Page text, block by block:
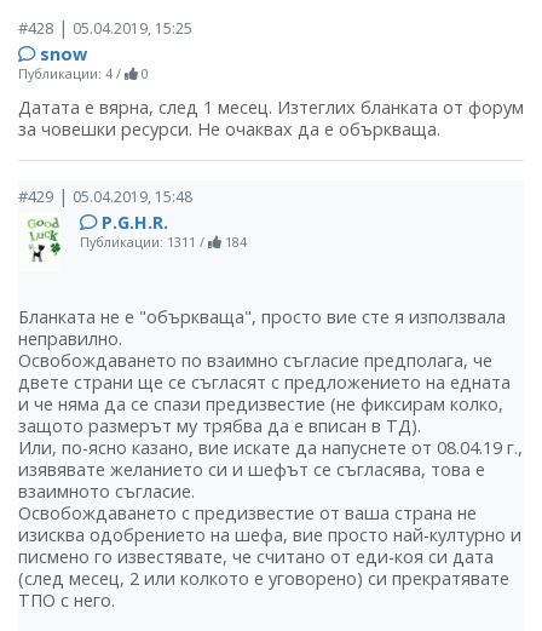
#428 | 05.04.2019, 15:25
snow
Публикации: 4 / 0
Датата е вярна, след 1 месец. Изтеглих бланката от форум
за човешки ресурси. Не очаквах да е объркваща.
#429 | 05.04.2019, 15:48
P.G.H.R.
Публикации: 1311 / 184
Бланката не е "объркваща", просто вие сте я използвала
неправилно.
Освобождаването по взаимно съгласие предполага, че
двете страни ще се съгласят с предложението на едната
и че няма да се спази предизвестие (не фиксирам колко,
защото размерът му трябва да е вписан в ТД).
Или, по-ясно казано, вие искате да напуснете от 08.04.19 г.,
изявявате желанието си и шефът се съгласява, това е
взаимното съгласие.
Освобождаването с предизвестие от ваша страна не
изисква одобрението на шефа, вие просто най-културно и
писмено го известявате, че считано от еди-коя си дата
(след месец, 2 или колкото е уговорено) си прекратявате
ТПО с него.